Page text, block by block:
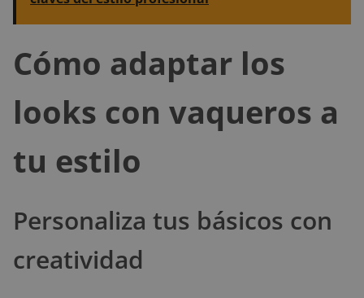
Cómo adaptar los
looks con vaqueros a
tu estilo
Personaliza tus básicos con
creatividad